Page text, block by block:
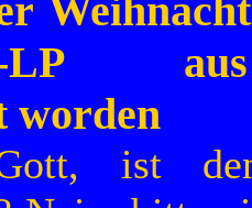
LP
worden
ist